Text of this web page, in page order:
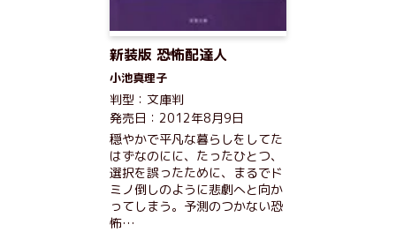
新装版 恐怖配達人
小池真理子
判型：文庫判
発売日：2012年8月9日
穏やかで平凡な暮らしをしてた
はずなのにに、たったひとつ、
選択を誤ったために、まるでド
ミノ倒しのように悲劇へと向か
ってしまう。予測のつかない恐
怖…